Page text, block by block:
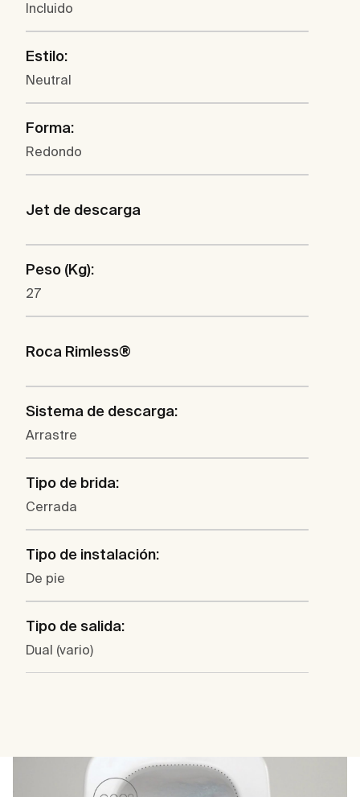
Incluido
Estilo:
Neutral
Forma:
Redondo
Jet de descarga
Peso (Kg):
27
Roca Rimless®
Sistema de descarga:
Arrastre
Tipo de brida:
Cerrada
Tipo de instalación:
De pie
Tipo de salida:
Dual (vario)